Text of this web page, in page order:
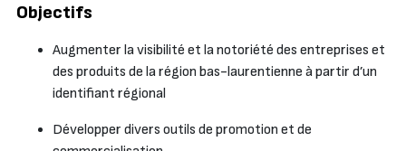
Objectifs
Augmenter la visibilité et la notoriété des entreprises et
des produits de la région bas-laurentienne à partir d’un
identifiant régional
Développer divers outils de promotion et de